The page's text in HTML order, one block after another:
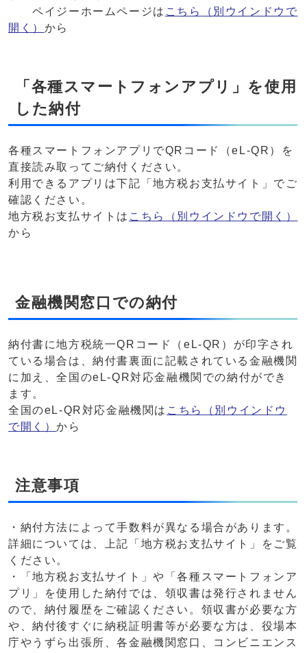
ペイジーホームページは こちら
（別ウインドウで
開く） から
「各種スマートフォンアプリ」を使用
した納付
各種スマートフォンアプリでQRコード（eL-QR）を
直接読み取ってご納付ください。
利用できるアプリは下記「地方税お支払サイト」でご
確認ください。
地方税お支払サイトは こちら
（別ウインドウで開く）
から
金融機関窓口での納付
納付書に地方税統一QRコード（eL-QR）が印字され
ている場合は、納付書裏面に記載されている金融機関
に加え、全国のeL-QR対応金融機関での納付ができ
ます。
全国のeL-QR対応金融機関は こちら
（別ウインドウ
で開く）から
注意事項
・納付方法によって手数料が異なる場合があります。
詳細については、上記「地方税お支払サイト」をご覧
ください。
・「地方税お支払サイト」や「各種スマートフォンア
プリ」を使用した納付では、領収書は発行されません
ので、納付履歴をご確認ください。領収書が必要な方
や、納付後すぐに納税証明書等が必要な方は、役場本
庁やうずら出張所、各金融機関窓口、コンビニエンス